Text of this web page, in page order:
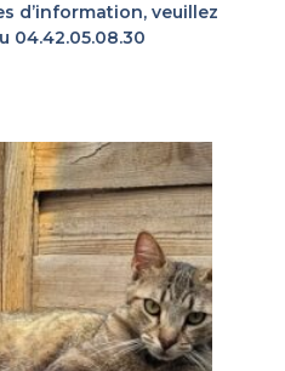
d’information, veuillez
04.42.05.08.30